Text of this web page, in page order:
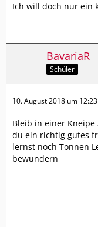
Ich will doch nur ein
BavariaR
Schüler
10. August 2018 um 12:23
Bleib in einer
du ein richtig gutes
lernst noch Tonnen
bewundern